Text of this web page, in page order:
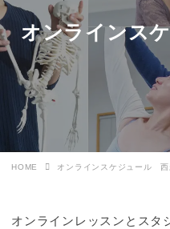
オンラインス
HOME オンラインスケジュール 西
オンラインレッスンとスタ